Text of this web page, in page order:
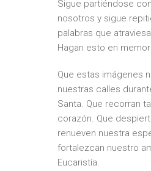
Sigue partiéndose
nosotros y sigue
palabras que
Hagan esto en
Que estas imágenes
nuestras calles
Santa. Que recorran
corazón. Que
renueven nuestra
fortalezcan nuestro
Eucaristía.